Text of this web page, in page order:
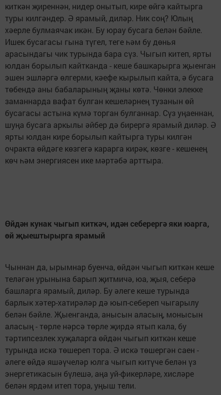
киткән җиреннән, нидер онытып, кире өйгә кайтырга
туры килгәндер. Ә ярамый, диләр. Ник соң? Юлың
хәерле булмаячак икән. Бу юрау бусага белән бәйле.
Ишек бусагасы гына түгел, теге һәм бу дөнья
арасындагы чик турында бара сүз. Чыгып китеп, ярты
юлдан борылып кайтканда - кеше башкарырга җыенган
эшен эшләргә өлгерми, кәефе кырылып кайта, ә бусага
төбендә аны бабаларының җаны көтә. Чөнки элекке
заманнарда вафат булган кешеләрнең тузанын өй
бусагасы астына күмә торган булганнар. Сүз уңаеннан,
шуңа бусага аркылы әйбер дә бирергә ярамый диләр. Ә
ярты юлдан кире борылып кайтырга туры килгән
очракта өйдәге көзгегә карарга кирәк, көзге - кешенең
көч һәм энергиясен ике мәртәбә арттыра.
Өйдән кунак чыгып киткәч, идән себерергә яки юарга,
өй җыештырырга ярамый
Чыннан да, ырымнар буенча, өйдән чыгып киткән кеше
теләгән урынына барып җитмичә, юа, җыя, себерә
башларга ярамый, диләр. Бу әлеге кеше турында
барлык хәтер-хатирәләр дә юып-себереп чыгарылу
белән бәйле. Җыенганда, анысын аласың, монысын
аласың - төрле нәрсә төрле җирдә ятып кала, бу
тәртипсезлек хуҗаларга өйдән чыгып киткән кеше
турында искә төшереп тора. Ә искә төшергән саен -
әлеге өйдә яшәүчеләр юлга чыгып китүче белән үз
энергетикасын бүлешә, аңа уй-фикерләре, хисләре
белән ярдәм итеп тора, уңыш тели.